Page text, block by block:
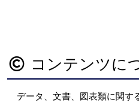
コンテンツに
データ、文書、図表類に関す